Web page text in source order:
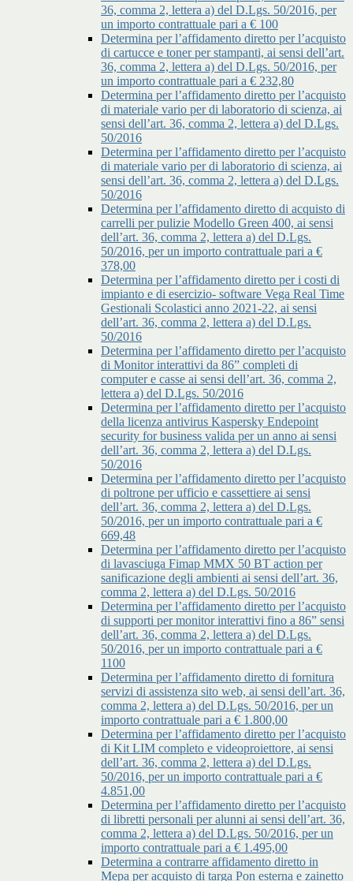
36, comma 2, lettera a) del D.Lgs. 50/2016, per
un importo contrattuale pari a € 100
Determina per l’affidamento diretto per l’acquisto
di cartucce e toner per stampanti, ai sensi dell’art.
36, comma 2, lettera a) del D.Lgs. 50/2016, per
un importo contrattuale pari a € 232,80
Determina per l’affidamento diretto per l’acquisto
di materiale vario per di laboratorio di scienza, ai
sensi dell’art. 36, comma 2, lettera a) del D.Lgs.
50/2016
Determina per l’affidamento diretto per l’acquisto
di materiale vario per di laboratorio di scienza, ai
sensi dell’art. 36, comma 2, lettera a) del D.Lgs.
50/2016
Determina per l’affidamento diretto di acquisto di
carrelli per pulizie Modello Green 400, ai sensi
dell’art. 36, comma 2, lettera a) del D.Lgs.
50/2016, per un importo contrattuale pari a €
378,00
Determina per l’affidamento diretto per i costi di
impianto e di esercizio- software Vega Real Time
Gestionali Scolastici anno 2021-22, ai sensi
dell’art. 36, comma 2, lettera a) del D.Lgs.
50/2016
Determina per l’affidamento diretto per l’acquisto
di Monitor interattivi da 86” completi di
computer e casse ai sensi dell’art. 36, comma 2,
lettera a) del D.Lgs. 50/2016
Determina per l’affidamento diretto per l’acquisto
della licenza antivirus Kaspersky Endepoint
security for business valida per un anno ai sensi
dell’art. 36, comma 2, lettera a) del D.Lgs.
50/2016
Determina per l’affidamento diretto per l’acquisto
di poltrone per ufficio e cassettiere ai sensi
dell’art. 36, comma 2, lettera a) del D.Lgs.
50/2016, per un importo contrattuale pari a €
669,48
Determina per l’affidamento diretto per l’acquisto
di lavasciuga Fimap MMX 50 BT action per
sanificazione degli ambienti ai sensi dell’art. 36,
comma 2, lettera a) del D.Lgs. 50/2016
Determina per l’affidamento diretto per l’acquisto
di supporti per monitor interattivi fino a 86” sensi
dell’art. 36, comma 2, lettera a) del D.Lgs.
50/2016, per un importo contrattuale pari a €
1100
Determina per l’affidamento diretto di fornitura
servizi di assistenza sito web, ai sensi dell’art. 36,
comma 2, lettera a) del D.Lgs. 50/2016, per un
importo contrattuale pari a € 1.800,00
Determina per l’affidamento diretto per l’acquisto
di Kit LIM completo e videoproiettore, ai sensi
dell’art. 36, comma 2, lettera a) del D.Lgs.
50/2016, per un importo contrattuale pari a €
4.851,00
Determina per l’affidamento diretto per l’acquisto
di libretti personali per alunni ai sensi dell’art. 36,
comma 2, lettera a) del D.Lgs. 50/2016, per un
importo contrattuale pari a € 1.495,00
Determina a contrarre affidamento diretto in
Mepa per acquisto di targa Pon esterna e zainetto